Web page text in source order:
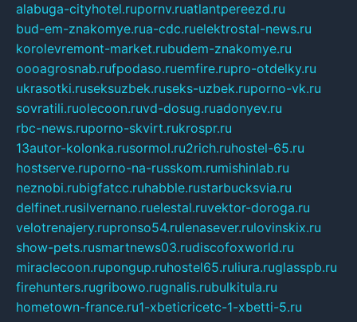
alabuga-cityhotel.rupornv.ruatlantpereezd.ru
bud-em-znakomye.rua-cdc.ruelektrostal-news.ru
korolevremont-market.rubudem-znakomye.ru
oooagrosnab.rufpodaso.ruemfire.rupro-otdelky.ru
ukrasotki.ruseksuzbek.ruseks-uzbek.ruporno-vk.ru
sovratili.ruolecoon.ruvd-dosug.ruadonyev.ru
rbc-news.ruporno-skvirt.rukrospr.ru
13autor-kolonka.rusormol.ru2rich.ruhostel-65.ru
hostserve.ruporno-na-russkom.rumishinlab.ru
neznobi.rubigfatcc.ruhabble.rustarbucksvia.ru
delfinet.rusilvernano.ruelestal.ruvektor-doroga.ru
velotrenajery.rupronso54.rulenasever.rulovinskix.ru
show-pets.rusmartnews03.rudiscofoxworld.ru
miraclecoon.rupongup.ruhostel65.ruliura.ruglasspb.ru
firehunters.rugribowo.rugnalis.rubulkitula.ru
hometown-france.ru1-xbeticricetc-1-xbetti-5.ru